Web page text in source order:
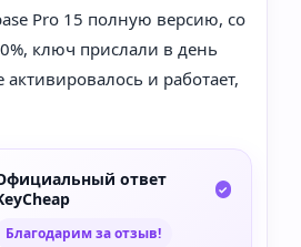
Pro 15 полную версию, со
ключ прислали в день
активировалось и работает,
ответ
Благодарим за отзыв!